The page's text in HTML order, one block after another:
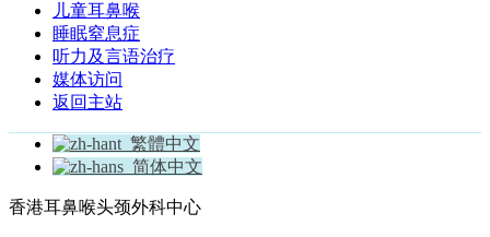
儿童耳鼻喉
睡眠窒息症
听力及言语治疗
媒体访问
返回主站
繁體中文
简体中文
香港耳鼻喉头颈外科中心